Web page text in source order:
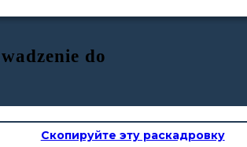
do
Скопируйте эту раскадровку